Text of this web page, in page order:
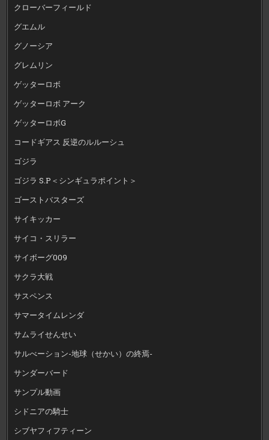
クローバーフィールド
グエムル
グノーシア
グレムリン
ゲッターロボ
ゲッターロボ アーク
ゲッターロボG
コードギアス 反逆のルルーシュ
ゴジラ
ゴジラ S.P＜シンギュラポイント＞
ゴーストバスターズ
サイキッカー
サイコ・スリラー
サイボーグ009
サクラ大戦
サスペンス
サマータイムレンダ
サムライせんせい
サルべーション-地球（せかい）の終焉-
サンダーバード
サンプル動画
シドニアの騎士
シブヤフィフティーン